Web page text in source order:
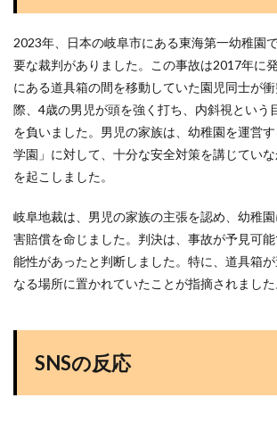
2023年、日本の岐阜市にある東海第一幼稚園
要な裁判がありました。この事故は2017年に
にある道具箱の間を移動していた園児同士が
際、4歳の男児が頭を強く打ち、内斜視という
を負いました。男児の家族は、幼稚園を運営
学園」に対して、十分な安全対策を講じてい
を起こしました。
岐阜地裁は、男児の家族の主張を認め、幼稚
害賠償を命じました。判決は、事故が予見可
能性があったと判断しました。特に、道具箱
なる場所に置かれていたことが指摘されました
SNSの反応